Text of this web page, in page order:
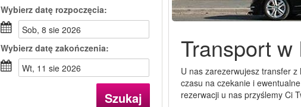
Wybierz datę rozpoczęcia:
sob, 8 sie 2026
Wybierz datę zakończenia:
wt, 11 sie 2026
Szukaj
Transport w
U nas zarezerwujesz transfer
czasu na czekanie i
rezerwacji u nas przyślemy Ci